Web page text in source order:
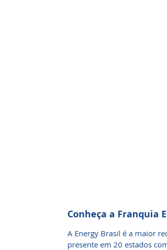
Conheça a Franquia
A Energy Brasil é a maior
presente em 20 estados